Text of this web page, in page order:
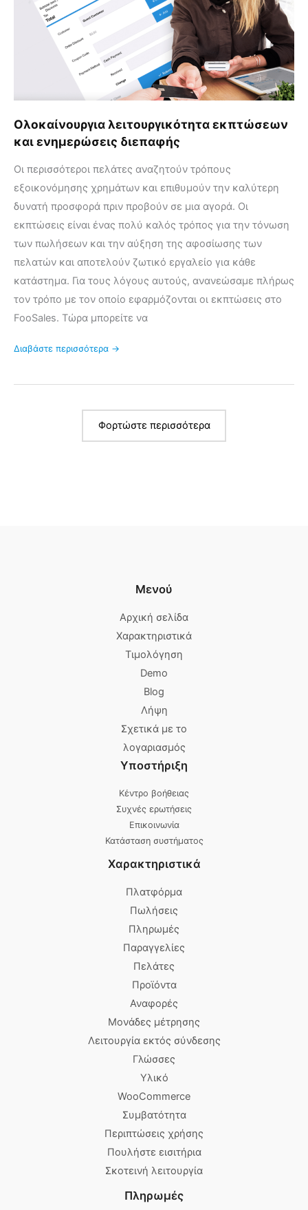
Ολοκαίνουργια λειτουργικότητα εκπτώσεων
και ενημερώσεις διεπαφής
Οι περισσότεροι πελάτες αναζητούν τρόπους
εξοικονόμησης χρημάτων και επιθυμούν την καλύτερη
δυνατή προσφορά πριν προβούν σε μια αγορά. Οι
εκπτώσεις είναι ένας πολύ καλός τρόπος για την τόνωση
των πωλήσεων και την αύξηση της αφοσίωσης των
πελατών και αποτελούν ζωτικό εργαλείο για κάθε
κατάστημα. Για τους λόγους αυτούς, ανανεώσαμε πλήρως
τον τρόπο με τον οποίο εφαρμόζονται οι εκπτώσεις στο
FooSales. Τώρα μπορείτε να
Διαβάστε περισσότερα →
Φορτώστε περισσότερα
Μενού
Αρχική σελίδα
Χαρακτηριστικά
Τιμολόγηση
Demo
Blog
Λήψη
Σχετικά με το
λογαριασμός
Υποστήριξη
Κέντρο βοήθειας
Συχνές ερωτήσεις
Επικοινωνία
Κατάσταση συστήματος
Χαρακτηριστικά
Πλατφόρμα
Πωλήσεις
Πληρωμές
Παραγγελίες
Πελάτες
Προϊόντα
Αναφορές
Μονάδες μέτρησης
Λειτουργία εκτός σύνδεσης
Γλώσσες
Υλικό
WooCommerce
Συμβατότητα
Περιπτώσεις χρήσης
Πουλήστε εισιτήρια
Σκοτεινή λειτουργία
Πληρωμές